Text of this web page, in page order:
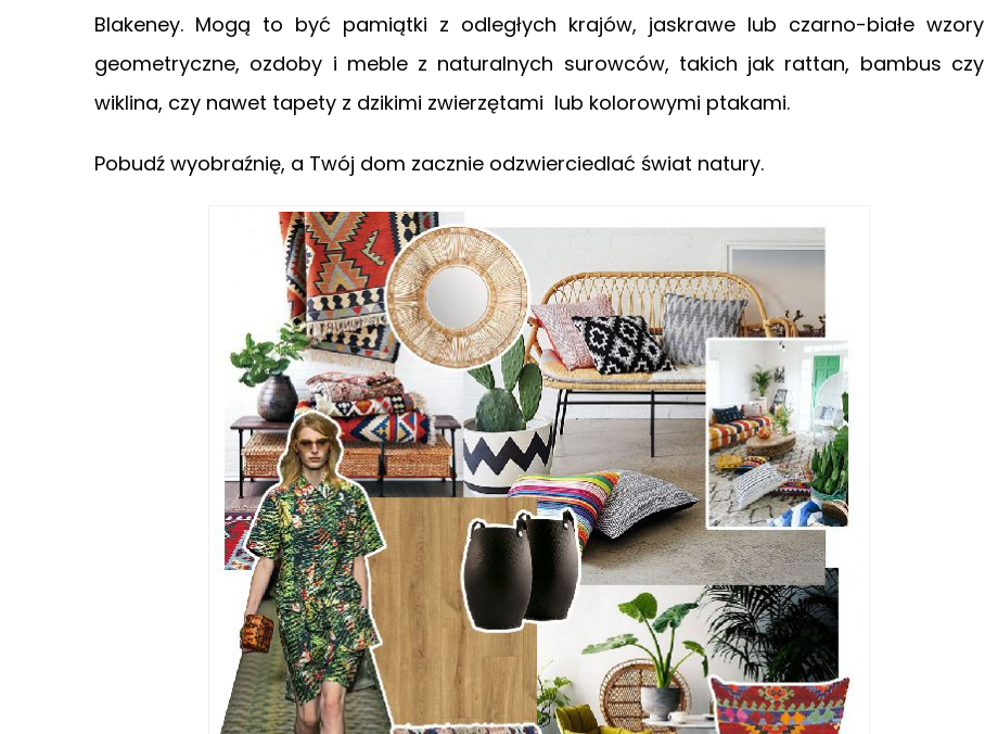
Blakeney. Mogą to być pamiątki z odległych krajów, jaskrawe lub czarno-białe wzory
geometryczne, ozdoby i meble z naturalnych surowców, takich jak rattan, bambus czy
wiklina, czy nawet tapety z dzikimi zwierzętami lub kolorowymi ptakami.
Pobudź wyobraźnię, a Twój dom zacznie odzwierciedlać świat natury.